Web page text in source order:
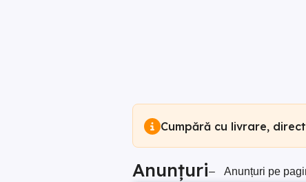
Cumpără cu livrare,
Anunțuri– Anunțuri pe